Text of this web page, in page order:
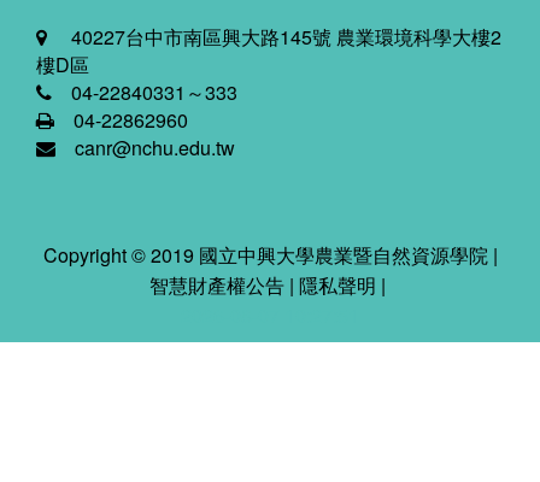
40227台中市南區興大路145號 農業環境科學大樓2
樓D區
04-22840331～333
04-22862960
canr@nchu.edu.tw
Copyright © 2019 國立中興大學農業暨自然資源學院 |
智慧財產權公告 | 隱私聲明 |